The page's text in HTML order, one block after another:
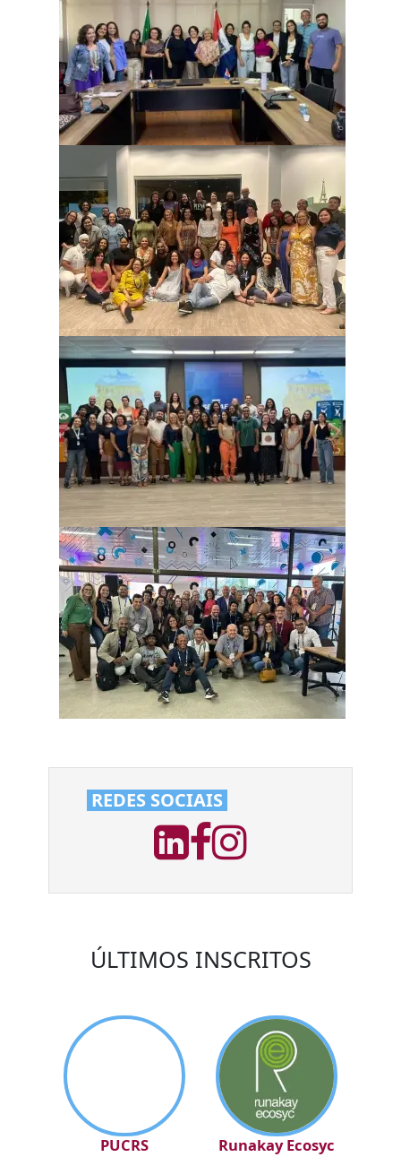
REDES SOCIAIS
ÚLTIMOS INSCRITOS
PUCRS Runakay Ecosyc